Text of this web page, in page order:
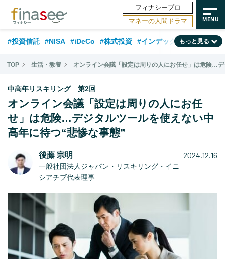
フィナシープロ
マネーの人間ドラマ
#投資信託 #NISA #iDeCo #株式投資 #インデックスファンド
#相談事例 #相続・贈与 #FP #新NISA #積立投資 #30代
#フィナンシャル・ウェルビーイング #企業型DC #退職金 #50代
#老後 #データ・調査 #金融用語解説 #話題の企業 #国内株式型
もっと見る
TOP 生活・教養 オンライン会議「設定は周りの人にお任せ」は危険…
中高年リスキリング 第2回
オンライン会議「設定は周りの人にお任
せ」は危険…デジタルツールを使えない中
高年に待つ“悲惨な事態”
後藤 宗明
一般社団法人ジャパン・リスキリング・イニ
シアチブ代表理事
2024.12.16